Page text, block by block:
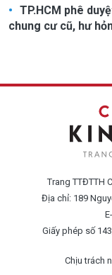
TP.HCM phê
chung cư cũ, hư
Trang TTĐTTH
Địa chỉ: 189
Giấy phép số
Chịu trách